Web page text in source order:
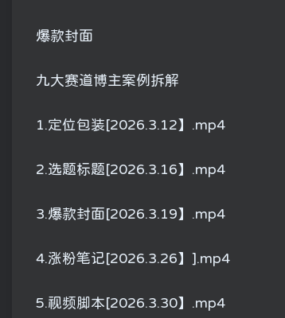
爆款封面
九大赛道博主案例拆解
1.定位包装[2026.3.12】.mp4
2.选题标题[2026.3.16】.mp4
3.爆款封面[2026.3.19】.mp4
4.涨粉笔记[2026.3.26】].mp4
5.视频脚本[2026.3.30】.mp4